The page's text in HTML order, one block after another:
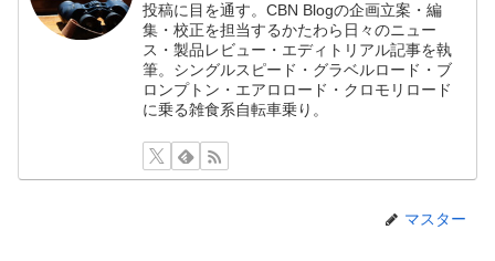
投稿に目を通す。CBN Blogの企画立案・編
集・校正を担当するかたわら日々のニュー
ス・製品レビュー・エディトリアル記事を執
筆。シングルスピード・グラベルロード・ブ
ロンプトン・エアロロード・クロモリロード
に乗る雑食系自転車乗り。
マスター